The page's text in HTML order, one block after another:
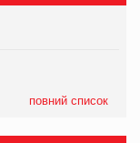
повний список